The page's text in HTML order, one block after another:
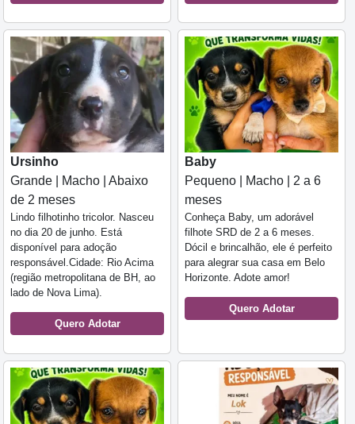
Ursinho
Grande | Macho | Abaixo
de 2 meses
Lindo filhotinho tricolor. Nasceu
no dia 20 de junho. Está
disponível para adoção
responsável.Cidade: Rio Acima
(região metropolitana de BH, ao
lado de Nova Lima).
Quero Adotar
Baby
Pequeno | Macho | 2 a 6
meses
Conheça Baby, um adorável
filhote SRD de 2 a 6 meses.
Dócil e brincalhão, ele é perfeito
para alegrar sua casa em Belo
Horizonte. Adote amor!
Quero Adotar